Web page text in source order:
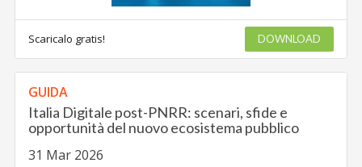
Scaricalo gratis! DOWNLOAD
GUIDA
Italia Digitale post-PNRR: scenari, sfide e
opportunità del nuovo ecosistema pubblico
31 Mar 2026